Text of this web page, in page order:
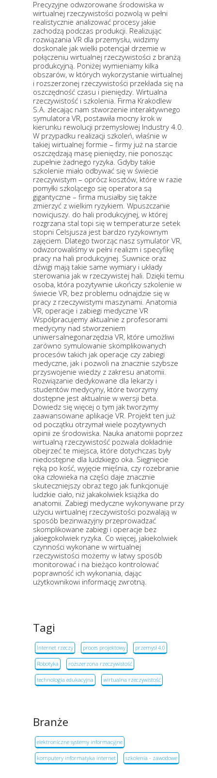
Precyzyjne odwzorowane środowiska w
wirtualnej rzeczywistości pozwolą w pełni
realistycznie analizować procesy jakie
zachodzą podczas produkcji. Realizując
rozwiązania VR dla przemysłu, widzimy
doskonale jak wielki potencjał drzemie w
połączeniu wirtualnej rzeczywistości z branżą
produkcyjną. Poniżej wymieniamy kilka
obszarów, w których wykorzystanie wirtualnej
i rozszerzonej rzeczywistości przekłada się na
oszczędność czasu i pieniędzy. Wirtualna
rzeczywistość i szkolenia. Firma Krakodlew
S.A. zlecając nam stworzenie interaktywnego
symulatora VR, postawiła mocny krok w
kierunku rewolucji przemysłowej Industry 4.0.
W przypadku realizacji szkoleń, właśnie w
takiej wirtualnej formie – firmy już na starcie
oszczędzają masę pieniędzy, nie ponosząc
zupełnie żadnego ryzyka. Gdyby takie
szkolenie miało odbywać się w świecie
rzeczywistym – oprócz kosztów, które w razie
pomyłki szkolącego się operatora są
gigantyczne – firma musiałby się także
zmierzyć z wielkim ryzykiem. Wpuszczanie
nowicjuszy. do hali produkcyjnej, w której
rozgrzana stal topi się w temperaturze setek
stopni Celsjusza jest bardzo ryzykownym
zajęciem. Dlatego tworząc nasz symulator VR,
odwzorowaliśmy w pełni realizm i specyfikę
pracy na hali produkcyjnej. Suwnice oraz
dźwigi mają takie same wymiary i układy
sterowania jak w rzeczywistej hali. Dzięki temu
osoba, która pozytywnie ukończy szkolenie w
świecie VR, bez problemu odnajdzie się w
pracy z rzeczywistymi maszynami. Anatomia
VR, operacje i zabiegi medyczne VR
Współpracujemy aktualnie z profesorami
medycyny nad stworzeniem
uniwersalnegonarzędzia VR, które umożliwi
zarówno symulowanie skomplikowanych
procesów takich jak operacje czy zabiegi
medyczne, jak i pozwoli na znacznie szybsze
przyswojenie wiedzy z zakresu anatomii.
Rozwiązanie dedykowane dla lekarzy i
studentów medycyny, które tworzymy
dostępne jest aktualnie w wersji beta.
Dowiedz się więcej o tym jak tworzymy
zaawansowane aplikacje VR. Projekt ten już
od początku otrzymał wiele pozytywnych
opinii ze środowiska. Nauka anatomii poprzez
wirtualną rzeczywistość pozwala dokładnie
obejrzeć te miejsca, które dotychczas były
niedostępne dla ludzkiego oka. Sięgnięcie
ręką po kość, wyjęcie mięśnia, czy rozebranie
oka człowieka na części daje znacznie
skuteczniejszy obraz tego jak funkcjonuje
ludzkie ciało, niż jakakolwiek książka do
anatomii. Zabiegi medyczne wykonywane przy
użyciu wirtualnej rzeczywistości pozwalają w
sposób bezinwazyjny przeprowadzać
skomplikowane zabiegi i operacje bez
jakiegokolwiek ryzyka. Co więcej, jakiekolwiek
czynności wykonane w wirtualnej
rzeczywistości możemy w łatwy sposób
monitorować i na bieżąco kontrolować
poprawność ich wykonania, dając
użytkownikowi informację zwrotną.
Tagi
Internet rzeczy proces projektowy przemysł 4.0
Robotyka rozszerzona rzeczywistość
technologia edukacyjna wirtualna rzeczywistość
Branże
elektroniczne systemy informacyjne
komputery informatyka internet szkolenia - zawodowe